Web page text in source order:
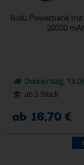
Nolu Powerbank mit
20000
Donnerstag,
ab 5 Stück
ab 16,70 €